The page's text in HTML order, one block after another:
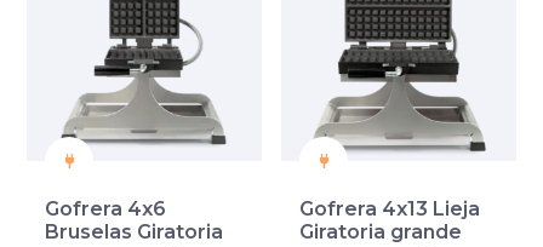
Gofrera 4x6
Bruselas Giratoria
Gofrera 4x13 Lieja
Giratoria grande